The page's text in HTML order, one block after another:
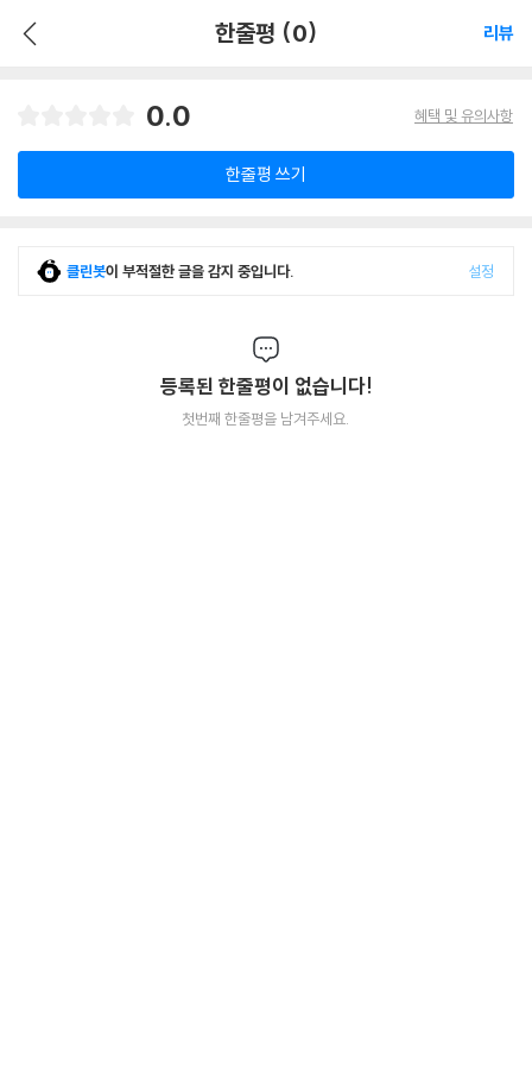
한줄평 (0) 리뷰
0.0 혜택 및 유의사항
한줄평 쓰기
클린봇이 부적절한 글을 감지 중입니다. 설정
등록된 한줄평이 없습니다!
첫번째 한줄평을 남겨주세요.